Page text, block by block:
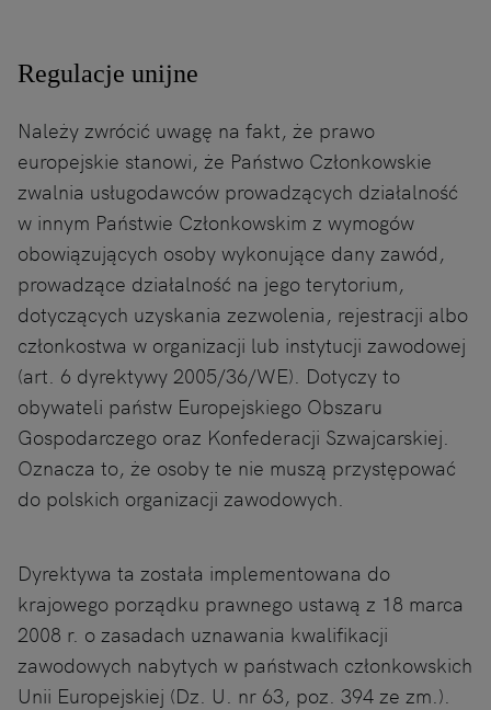
Regulacje unijne
Należy zwrócić uwagę na fakt, że prawo
europejskie stanowi, że Państwo Członkowskie
zwalnia usługodawców prowadzących działalność
w innym Państwie Członkowskim z wymogów
obowiązujących osoby wykonujące dany zawód,
prowadzące działalność na jego terytorium,
dotyczących uzyskania zezwolenia, rejestracji albo
członkostwa w organizacji lub instytucji zawodowej
(art. 6 dyrektywy 2005/36/WE). Dotyczy to
obywateli państw Europejskiego Obszaru
Gospodarczego oraz Konfederacji Szwajcarskiej.
Oznacza to, że osoby te nie muszą przystępować
do polskich organizacji zawodowych.
Dyrektywa ta została implementowana do
krajowego porządku prawnego ustawą z 18 marca
2008 r. o zasadach uznawania kwalifikacji
zawodowych nabytych w państwach członkowskich
Unii Europejskiej (Dz. U. nr 63, poz. 394 ze zm.).